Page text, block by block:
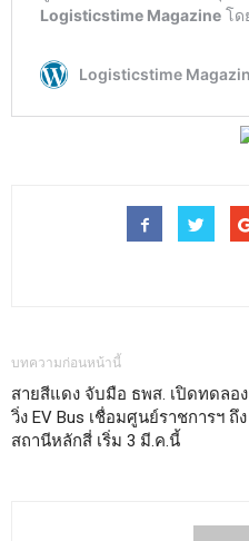
บทความก่อนหน้านี้
สายสีแดง จับมือ ธพส. เปิดทดลอง
วิ่ง EV Bus เชื่อมศูนย์ราชการฯ ถึง
สถานีหลักสี่ เริ่ม 3 มี.ค.นี้